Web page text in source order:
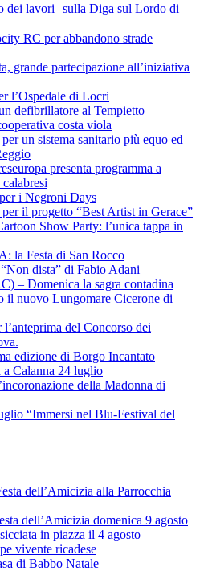
dei lavori sulla Diga sul Lordo di
RC per abbandono strade
grande partecipazione all’iniziativa
l’Ospedale di Locri
defibrillatore al Tempietto
costa viola
un sistema sanitario più equo ed
presenta programma a
i Negroni Days
il progetto “Best Artist in Gerace”
Show Party: l’unica tappa in
la Festa di San Rocco
dista” di Fabio Adani
– Domenica la sagra contadina
il nuovo Lungomare Cicerone di
l’anteprima del Concorso dei
edizione di Borgo Incantato
a Calanna 24 luglio
della Madonna di
“Immersi nel Blu-Festival del
dell’Amicizia alla Parrocchia
dell’Amicizia domenica 9 agosto
in piazza il 4 agosto
vivente ricadese
di Babbo Natale